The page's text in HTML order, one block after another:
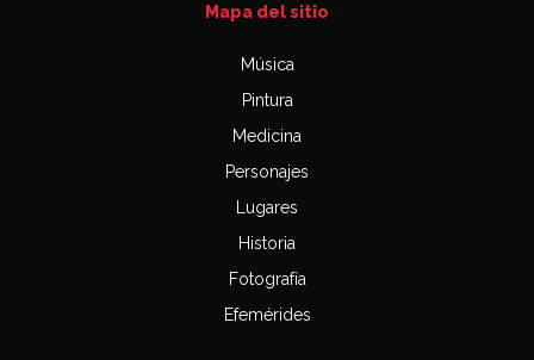
Mapa del sitio
Música
Pintura
Medicina
Personajes
Lugares
Historia
Fotografía
Efemérides